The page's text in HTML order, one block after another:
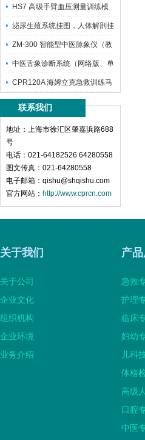
HS7 高级手臂血压测量训练模
型
泌尿生殖系统挂图，人体解剖挂
图
ZM-300 智能型中医脉象仪（教
学
中医舌象诊断系统（网络版、单
机版）（
CPR120A 海姆立克急救训练马
甲
联系我们
地址：上海市徐汇区肇嘉浜路688
号
电话：021-64182526 64280558
图文传真：021-64280558
电子邮箱：qishu@shqishu.com
官方网站： http://www.cprcn.com
关于我们
关于公司
企业文化
组织机构
企业环境
业务介绍
产
急救
护理
临床
妇幼
儿科
体格
高级
口腔
中医